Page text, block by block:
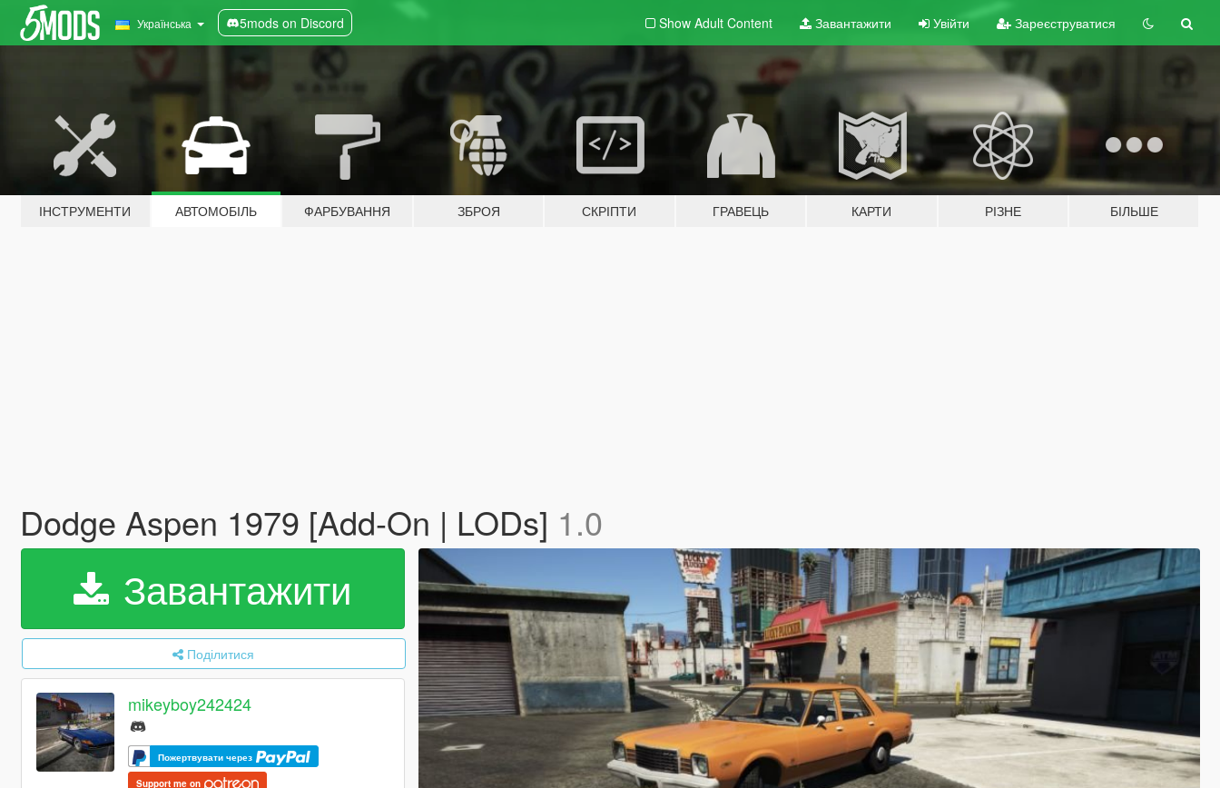
Українська 5mods on Discord Show Adult Content Завантажити Увійти Зареєструватися
ІНСТРУМЕНТИ АВТОМОБІЛЬ ФАРБУВАННЯ ЗБРОЯ СКРІПТИ ГРАВЕЦЬ КАРТИ РІЗНЕ БІЛЬШЕ
Dodge Aspen 1979 [Add-On | LODs] 1.0
Завантажити
Поділитися
mikeyboy242424
Пожертвувати через
Support me on